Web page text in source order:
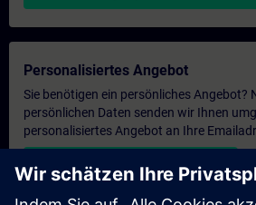
Personalisiertes Angebot
Sie benötigen ein persönliches Angebot?
persönlichen Daten senden wir Ihnen
personalisiertes Angebot an Ihre
Persönliches Angebot zusenden